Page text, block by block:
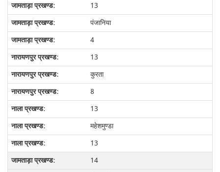
13
पंजानिया
4
13
कुरता
8
13
महेशमुण्डा
13
14